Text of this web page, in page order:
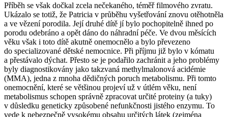
Příběh se však dočkal zcela nečekaného, téměř filmového zvratu.
Ukázalo se totiž, že Patricia v průběhu vyšetřování znovu otěhotněla
a ve vězení porodila. Její druhé dítě jí bylo pochopitelně ihned po
porodu odebráno a opět dáno do náhradní péče. Ve dvou měsících
věku však i toto dítě akutně onemocnělo a bylo převezeno
do specializované dětské nemocnice. Při příjmu již bylo v kómatu
a přestávalo dýchat. Přesto se je podařilo zachránit a jeho problémy
byly diagnostikovány jako takzvaná methylmalonová acidémie
(MMA), jedna z mnoha dědičných poruch metabolismu. Při tomto
onemocnění, které se většinou projeví už v útlém věku, není
metabolismus schopen správně zpracovat určité proteiny (a tuky)
v důsledku geneticky způsobené nefunkčnosti jistého enzymu. To
vede k nebezpečně vysokému obsahu určitých látek (zejména